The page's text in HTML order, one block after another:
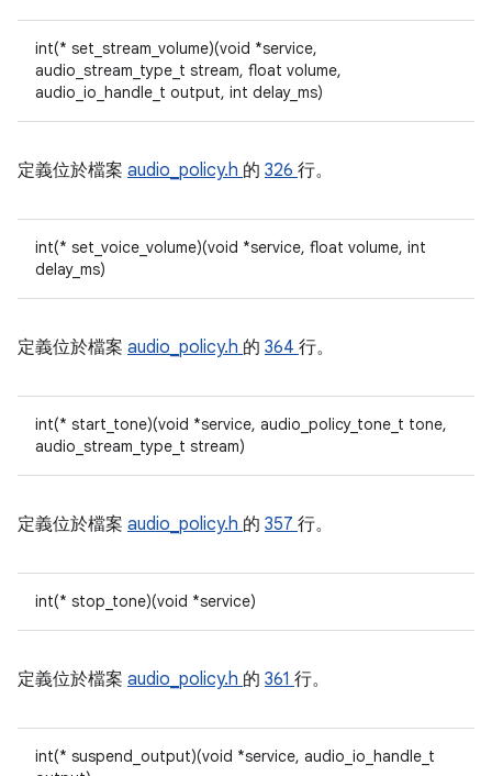
int(* set_stream_volume)(void *service,
audio_stream_type_t stream, float volume,
audio_io_handle_t output, int delay_ms)
定義位於檔案 audio_policy.h 的 326 行。
int(* set_voice_volume)(void *service, float volume, int
delay_ms)
定義位於檔案 audio_policy.h 的 364 行。
int(* start_tone)(void *service, audio_policy_tone_t tone,
audio_stream_type_t stream)
定義位於檔案 audio_policy.h 的 357 行。
int(* stop_tone)(void *service)
定義位於檔案 audio_policy.h 的 361 行。
int(* suspend_output)(void *service, audio_io_handle_t